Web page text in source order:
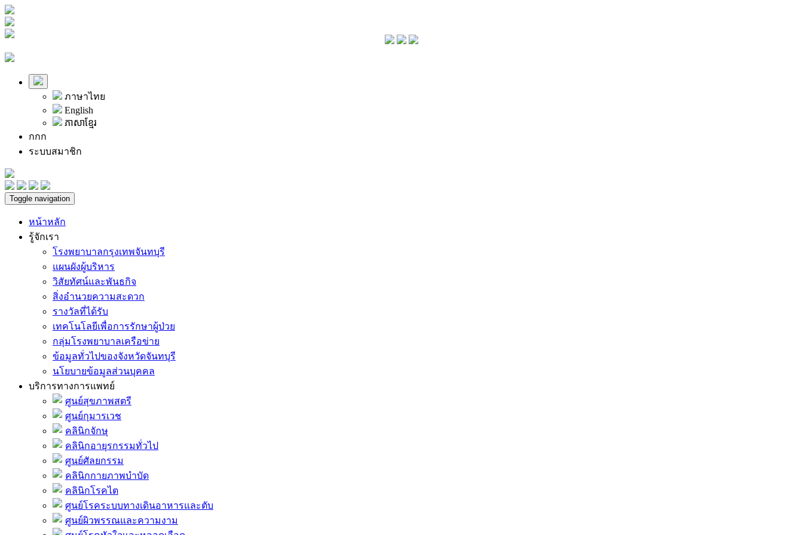
ภาษาไทย
English
ភាសាខ្មែរ
กกก
ระบบสมาชิก
Toggle navigation
หน้าหลัก
รู้จักเรา
โรงพยาบาลกรุงเทพจันทบุรี
แผนผังผู้บริหาร
วิสัยทัศน์และพันธกิจ
สิ่งอำนวยความสะดวก
รางวัลที่ได้รับ
เทคโนโลยีเพื่อการรักษาผู้ป่วย
กลุ่มโรงพยาบาลเครือข่าย
ข้อมูลทั่วไปของจังหวัดจันทบุรี
นโยบายข้อมูลส่วนบุคคล
บริการทางการแพทย์
ศูนย์สุขภาพสตรี
ศูนย์กุมารเวช
คลินิกจักษุ
คลินิกอายุรกรรมทั่วไป
ศูนย์ศัลยกรรม
คลินิกกายภาพบำบัด
คลินิกโรคไต
ศูนย์โรคระบบทางเดินอาหารและตับ
ศูนย์ผิวพรรณและความงาม